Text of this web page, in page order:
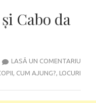
Cabo da
LASĂ UN COMENTARIU
, CUM AJUNG?, LOCURI